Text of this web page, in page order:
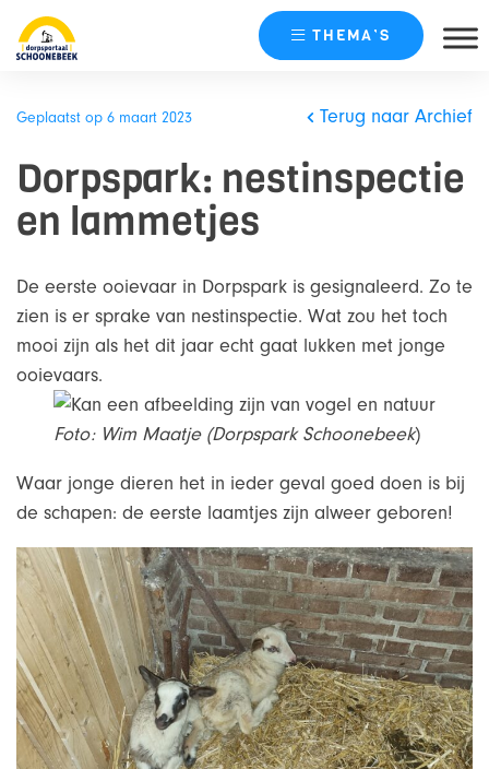
naar
THEMA’S
Geplaatst op 6 maart 2023 Terug naar Archief
Dorpspark: nestinspectie
en lammetjes
De eerste ooievaar in Dorpspark is gesignaleerd. Zo te
zien is er sprake van nestinspectie. Wat zou het toch
mooi zijn als het dit jaar echt gaat lukken met jonge
ooievaars.
Foto: Wim Maatje (Dorpspark Schoonebeek)
Waar jonge dieren het in ieder geval goed doen is bij
de schapen: de eerste laamtjes zijn alweer geboren!